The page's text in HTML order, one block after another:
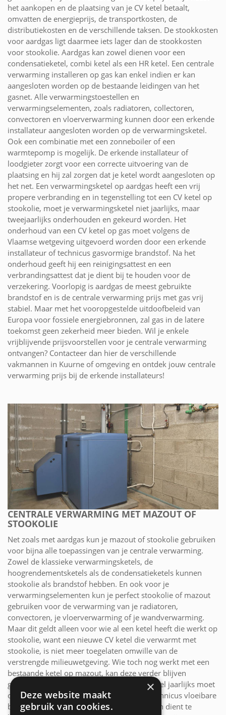
het aankopen en de plaatsing van je CV ketel betaalt,
omvatten de energieprijs, de transportkosten, de
distributiekosten en de verschillende taksen. De stookkosten
voor aardgas ligt daarmee iets lager dan de stookkosten
voor stookolie. Aardgas kan zowel dienen voor een
condensatieketel, combi ketel als een HR ketel. Een centrale
verwarming installeren op gas kan enkel indien er kan
aangesloten worden op de bestaande leidingen van het
gasnet. Alle verwarmingstoestellen en
verwarmingselementen, zoals radiatoren, collectoren,
convectoren en vloerverwarming kunnen door een erkende
installateur aangesloten worden op de verwarmingsketel.
Ook een combinatie met een zonneboiler of een
warmtepomp is mogelijk. De erkende installateur of
loodgieter zorgt voor een correcte uitvoering van de
plaatsing en hij zal zorgen dat je ketel wordt aangesloten op
het net. Een verwarmingsketel op aardgas heeft een vrij
propere verbranding en in tegenstelling tot een CV ketel op
stookolie, moet je verwarmingsketel niet jaarlijks, maar
tweejaarlijks onderhouden en gekeurd worden. Het
onderhoud van een CV ketel op gas moet volgens de
Vlaamse wetgeving uitgevoerd worden door een erkende
installateur of technicus gasvormige brandstof. Na het
onderhoud geeft hij een reinigingsattest en een
verbrandingsattest dat je dient bij te houden voor de
verzekering. Voorlopig is aardgas de meest gebruikte
brandstof en is de centrale verwarming prijs met gas vrij
stabiel. Maar met het vooropgestelde uitdoofbeleid van
Europa voor fossiele energiebronnen, zal gas in de latere
toekomst geen zekerheid meer bieden. Wil je enkele
vrijblijvende prijsvoorstellen voor je centrale verwarming
ontvangen? Contacteer dan hier de verschillende
vakmannen in Kuurne of omgeving en ontdek jouw centrale
verwarming prijs bij de erkende installateurs!
CENTRALE VERWARMING MET MAZOUT OF
STOOKOLIE
Net zoals met aardgas kun je mazout of stookolie gebruiken
voor bijna alle toepassingen van je centrale verwarming.
Zowel de klassieke verwarmingsketels, de
hoogrendementsketels als de condensatieketels kunnen
stookolie als brandstof hebben. En ook voor je
verwarmingselementen kun je perfect stookolie of mazout
gebruiken voor de verwarming van je radiatoren,
convectoren, je vloerverwarming of je wandverwarming.
Maar dit geldt alleen voor wie al een ketel heeft die werkt op
stookolie, want een nieuwe CV ketel die verwarmt met
stookolie, is niet meer toegelaten omwille van de
verstrengde milieuwetgeving. Wie toch nog werkt met een
bestaande ketel op mazout, kan deze verder blijven
gebruiken. Weet wel dat de verwarmingsketel jaarlijks moet
onderhouden worden door een erkende technicus vloeibare
brandstoffen waarvoor je onderhoudskosten dient te
×
Deze website maakt
gebruik van cookies.